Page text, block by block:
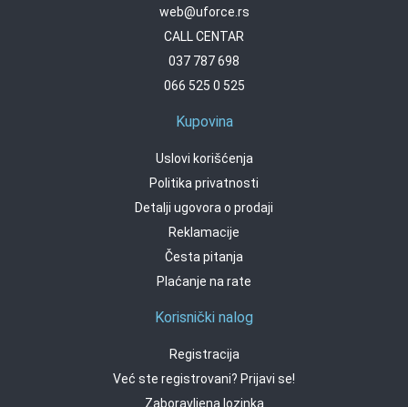
web@uforce.rs
CALL CENTAR
037 787 698
066 525 0 525
Kupovina
Uslovi korišćenja
Politika privatnosti
Detalji ugovora o prodaji
Reklamacije
Česta pitanja
Plaćanje na rate
Korisnički nalog
Registracija
Već ste registrovani? Prijavi se!
Zaboravljena lozinka